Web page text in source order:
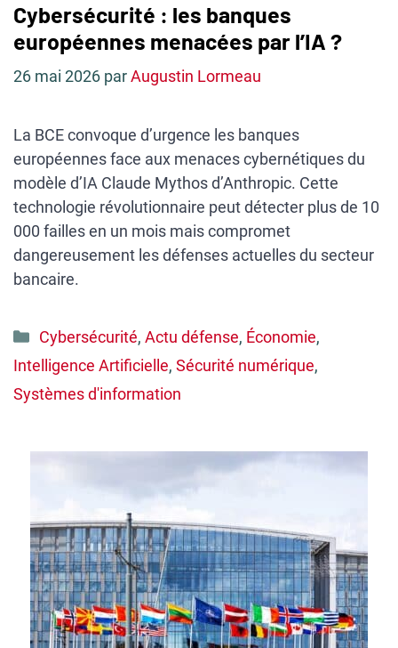
Cybersécurité : les banques
européennes menacées par l’IA ?
26 mai 2026 parAugustin Lormeau
La BCE convoque d’urgence les banques
européennes face aux menaces cybernétiques du
modèle d’IA Claude Mythos d’Anthropic. Cette
technologie révolutionnaire peut détecter plus de 10
000 failles en un mois mais compromet
dangereusement les défenses actuelles du secteur
bancaire.
Catégories
Cybersécurité, Actu défense, Économie,
Intelligence Artificielle, Sécurité numérique,
Systèmes d'information